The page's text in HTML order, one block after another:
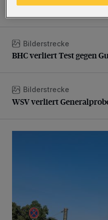
Sommer in der
BHC verliert Test gegen
Bilderstrecke
BHC verliert Test gegen
WSV verliert Generalprobe
Bilderstrecke
WSV verliert